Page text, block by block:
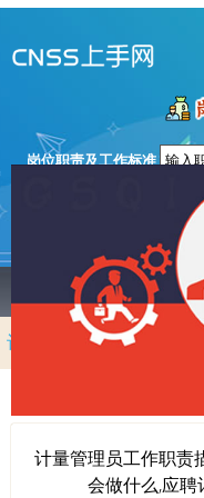
岗位职责及工作标准
个税计算器
计算方法 税后工资
计量管理
计量管理员工作职责
会做什么,应